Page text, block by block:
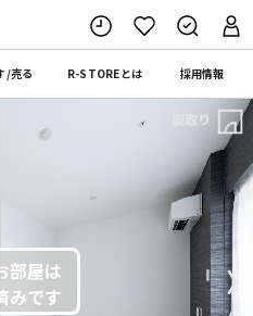
/売る R-STOREとは 採用情報
〉
間取り